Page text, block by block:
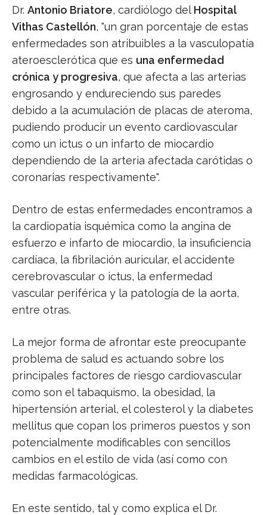
Dr. Antonio Briatore, cardiólogo del Hospital
Vithas Castellón, "un gran porcentaje de estas
enfermedades son atribuibles a la vasculopatía
ateroesclerótica que es una enfermedad
crónica y progresiva, que afecta a las arterias
engrosando y endureciendo sus paredes
debido a la acumulación de placas de ateroma,
pudiendo producir un evento cardiovascular
como un ictus o un infarto de miocardio
dependiendo de la arteria afectada carótidas o
coronarias respectivamente".
Dentro de estas enfermedades encontramos a
la cardiopatía isquémica como la angina de
esfuerzo e infarto de miocardio, la insuficiencia
cardíaca, la fibrilación auricular, el accidente
cerebrovascular o ictus, la enfermedad
vascular periférica y la patología de la aorta,
entre otras.
La mejor forma de afrontar este preocupante
problema de salud es actuando sobre los
principales factores de riesgo cardiovascular
como son el tabaquismo, la obesidad, la
hipertensión arterial, el colesterol y la diabetes
mellitus que copan los primeros puestos y son
potencialmente modificables con sencillos
cambios en el estilo de vida (así como con
medidas farmacológicas.
En este sentido, tal y como explica el Dr.